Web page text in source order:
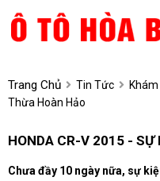
Trang Chủ Tin Tức Khám
Thừa Hoàn Hảo
HONDA CR-V 2015 - SỰ
Chưa đầy 10 ngày nữa, sự